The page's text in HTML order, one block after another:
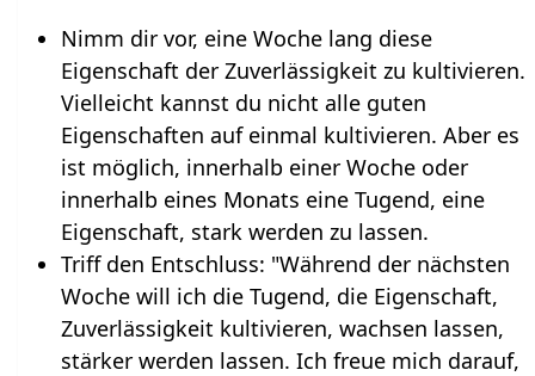
Nimm dir vor, eine Woche lang diese
Eigenschaft der Zuverlässigkeit zu kultivieren.
Vielleicht kannst du nicht alle guten
Eigenschaften auf einmal kultivieren. Aber es
ist möglich, innerhalb einer Woche oder
innerhalb eines Monats eine Tugend, eine
Eigenschaft, stark werden zu lassen.
Triff den Entschluss: "Während der nächsten
Woche will ich die Tugend, die Eigenschaft,
Zuverlässigkeit kultivieren, wachsen lassen,
stärker werden lassen. Ich freue mich darauf,